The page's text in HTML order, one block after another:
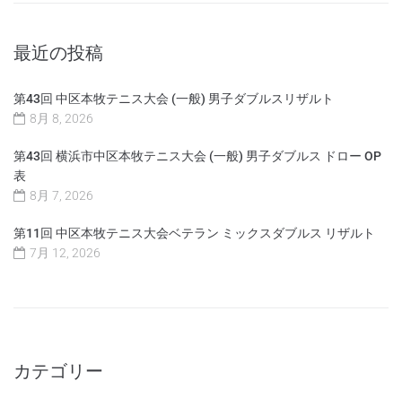
最近の投稿
第43回 中区本牧テニス大会 (一般) 男子ダブルスリザルト
8月 8, 2026
第43回 横浜市中区本牧テニス大会 (一般) 男子ダブルス ドロー OP
表
8月 7, 2026
第11回 中区本牧テニス大会ベテラン ミックスダブルス リザルト
7月 12, 2026
カテゴリー